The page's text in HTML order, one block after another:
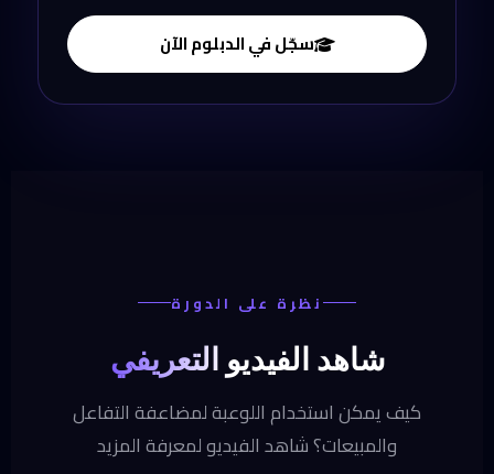
سجّل في الدبلوم الآن
نظرة على الدورة
شاهد الفيديو التعريفي
كيف يمكن استخدام اللوعبة لمضاعفة التفاعل
والمبيعات؟ شاهد الفيديو لمعرفة المزيد